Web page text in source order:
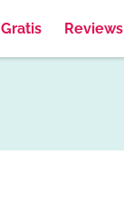
Gratis Reviews